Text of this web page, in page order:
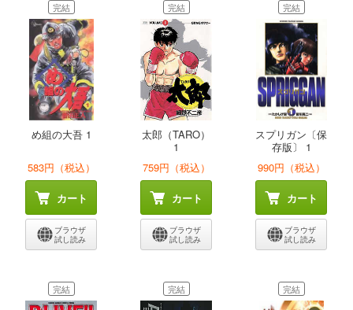
完結
め組の大吾 1
583円（税込）
カート
ブラウザ
試し読み
完結
太郎（TARO）
1
759円（税込）
カート
ブラウザ
試し読み
完結
スプリガン〔保
存版〕 1
990円（税込）
カート
ブラウザ
試し読み
完結 完結 完結